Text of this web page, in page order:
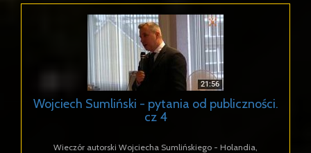
Wojciech Sumliński - pytania od publiczności.
cz 4
Wieczór autorski Wojciecha Sumlińskiego - Holandia,